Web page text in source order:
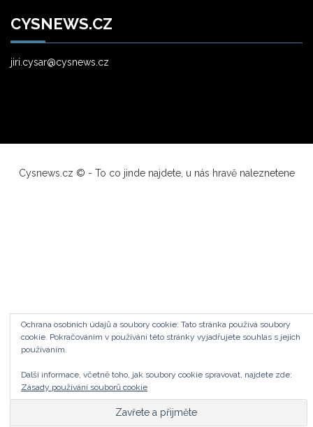
CYSNEWS.CZ
jiri.cysar@cysnews.cz
Cysnews.cz © - To co jinde najdete, u nás hravě naleznetene
Ochrana osobních údajů a soubory cookie: Tato stránka používá soubory
cookie. Pokračováním v používání této stránky vyjadřujete souhlas s jejich
používáním.
Další informace, včetně toho, jak soubory cookie spravovat, najdete zde:
Zásady používání souborů cookie